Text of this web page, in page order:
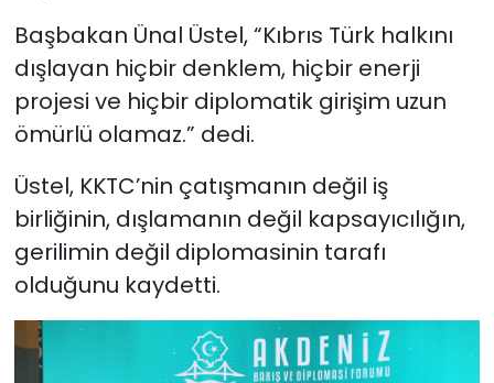
Başbakan Ünal Üstel, “Kıbrıs Türk halkını
dışlayan hiçbir denklem, hiçbir enerji
projesi ve hiçbir diplomatik girişim uzun
ömürlü olamaz.” dedi.
Üstel, KKTC’nin çatışmanın değil iş
birliğinin, dışlamanın değil kapsayıcılığın,
gerilimin değil diplomasinin tarafı
olduğunu kaydetti.